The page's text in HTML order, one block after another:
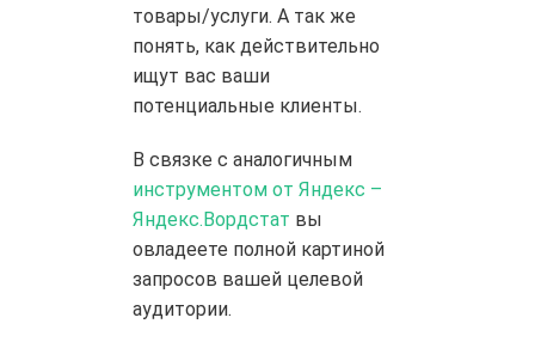
товары/услуги. А так же
понять, как действительно
ищут вас ваши
потенциальные клиенты.
В связке с аналогичным
инструментом от Яндекс –
Яндекс.Вордстат вы
овладеете полной картиной
запросов вашей целевой
аудитории.